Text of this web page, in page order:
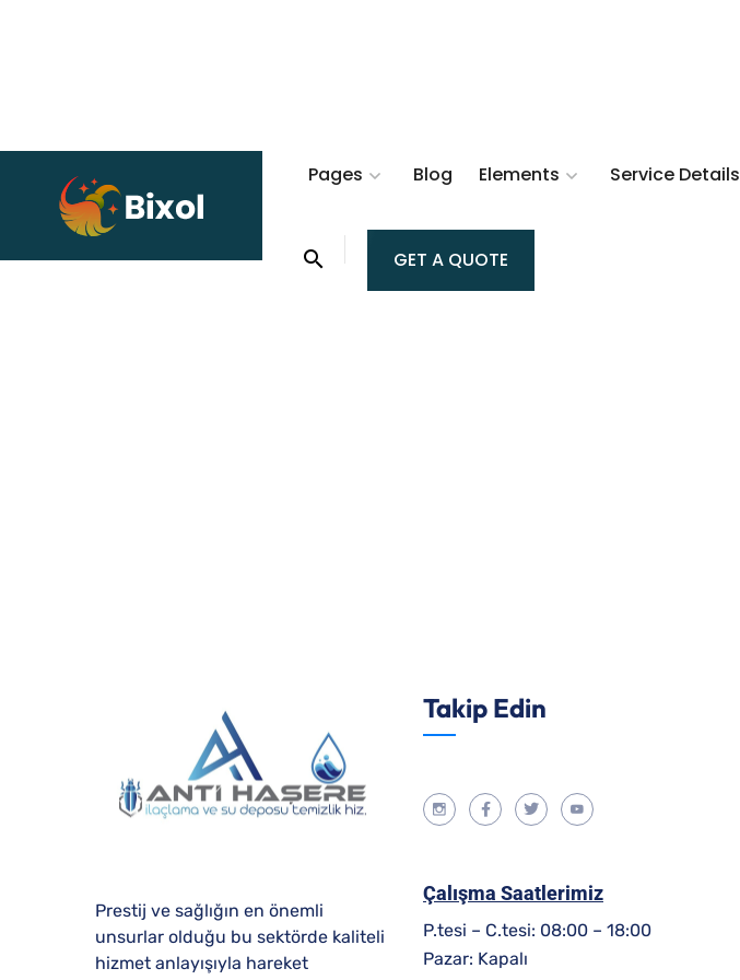
Pages Blog Elements Service Details
GET A QUOTE
Prestij ve sağlığın en önemli
unsurlar olduğu bu sektörde kaliteli
hizmet anlayışıyla hareket
Takip Edin
Çalışma Saatlerimiz
P.tesi – C.tesi: 08:00 – 18:00
Pazar: Kapalı